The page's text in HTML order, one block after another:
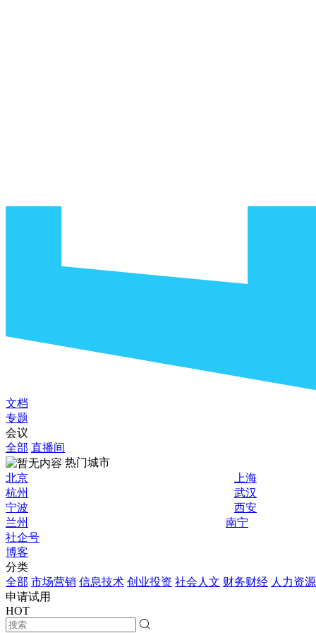
文档
专题
会议
全部 直播间
热门城市
北京
上海
杭州
武汉
宁波
西安
兰州
南宁
社企号
博客
分类
全部 市场营销 信息技术 创业投资 社会人文 财务财经 人力资源
申请试用
HOT